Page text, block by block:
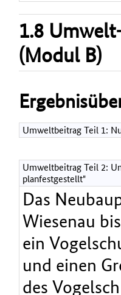
1.8
(Modul B)
Umweltbeitrag Teil 1:
Umweltbeitrag Teil 2:
planfestgestellt"
Das
Wiesenau
ein
und einen
des